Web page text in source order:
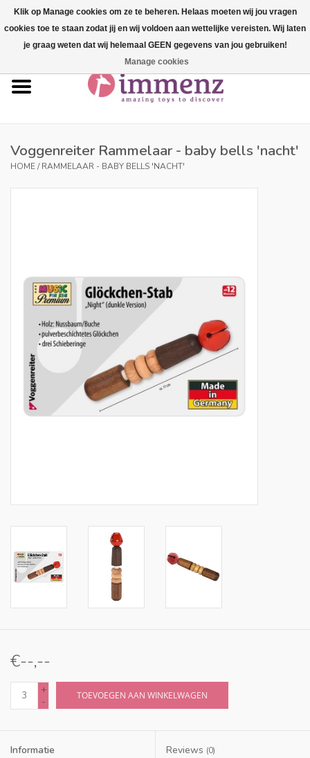
NIEUW in ons assortiment!
Onze merken
Merken
Voggenreiter Rammelaar - baby bells 'nacht'
HOME/RAMMELAAR - BABY BELLS 'NACHT'
€--,--
+
-
TOEVOEGEN AAN WINKELWAGEN
Informatie Reviews (0)
Klik op Manage cookies om ze te beheren. Helaas moeten wij jou vragen
cookies toe te staan zodat jij en wij voldoen aan wettelijke vereisten. Wij laten
je graag weten dat wij helemaal GEEN gegevens van jou gebruiken!
Manage cookies